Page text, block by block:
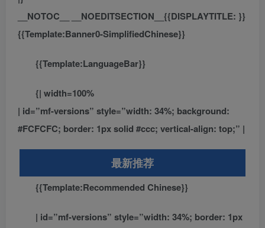
__NOTOC__ __NOEDITSECTION__{{DISPLAYTITLE: }}
{{Template:Banner0-SimplifiedChinese}}
{{Template:LanguageBar}}
{| width=100%
| id=”mf-versions” style=”width: 34%; background:
#FCFCFC; border: 1px solid #ccc; vertical-align: top;” |
最新推荐
{{Template:Recommended Chinese}}
| id=”mf-versions” style=”width: 34%; border: 1px